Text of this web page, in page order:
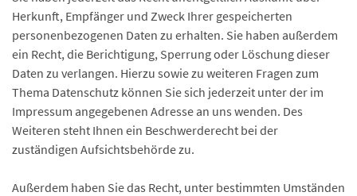
Herkunft, Empfänger und Zweck Ihrer gespeicherten
personenbezogenen Daten zu erhalten. Sie haben außerdem
ein Recht, die Berichtigung, Sperrung oder Löschung dieser
Daten zu verlangen. Hierzu sowie zu weiteren Fragen zum
Thema Datenschutz können Sie sich jederzeit unter der im
Impressum angegebenen Adresse an uns wenden. Des
Weiteren steht Ihnen ein Beschwerderecht bei der
zuständigen Aufsichtsbehörde zu.
Außerdem haben Sie das Recht, unter bestimmten Umständen